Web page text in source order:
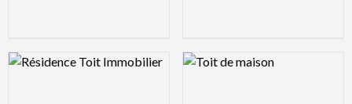
Logo Preview Image Logo Preview Image